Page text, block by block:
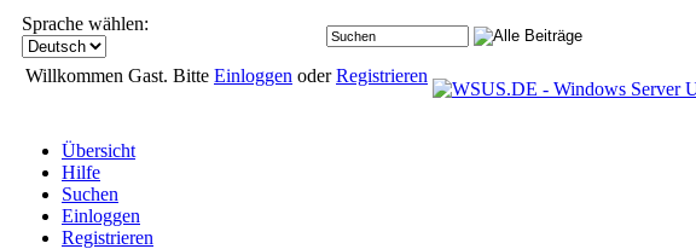
Sprache wählen:
Willkommen Gast. Bitte Einloggen oderRegistrieren
Übersicht
Hilfe
Suchen
Einloggen
Registrieren